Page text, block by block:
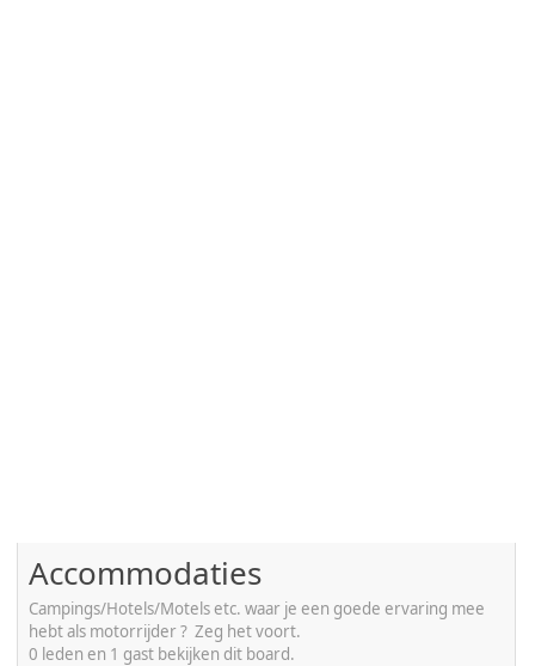
Accommodaties
Campings/Hotels/Motels etc. waar je een goede ervaring mee
hebt als motorrijder ? Zeg het voort.
0 leden en 1 gast bekijken dit board.